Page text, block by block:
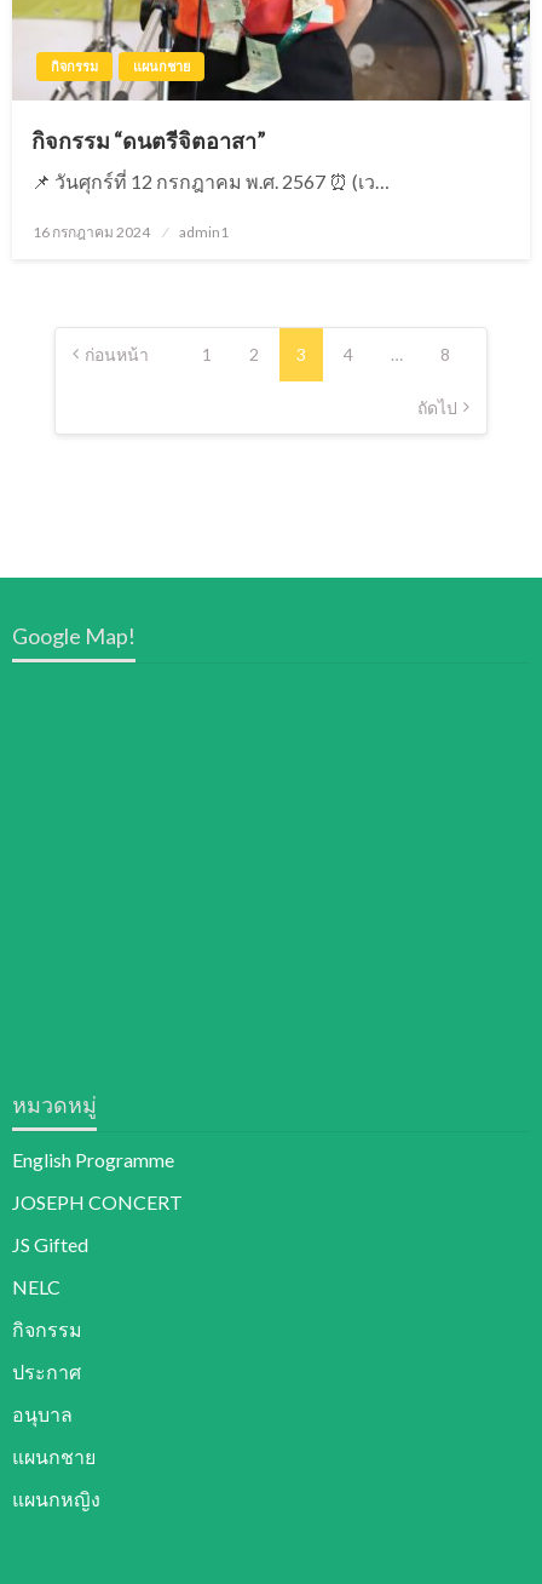
กิจกรรม แผนกชาย
กิจกรรม “ดนตรีจิตอาสา”
📌 วันศุกร์ที่ 12 กรกฎาคม พ.ศ. 2567 ⏰ (เว…
Posted
16 กรกฎาคม 2024 admin1
แนะแนว
เรื่องก่อนหน้า 1 2 3 4 … 8
ถัดไป
Google Map!
หมวดหมู่
English Programme
JOSEPH CONCERT
JS Gifted
NELC
กิจกรรม
ประกาศ
อนุบาล
แผนกชาย
แผนกหญิง